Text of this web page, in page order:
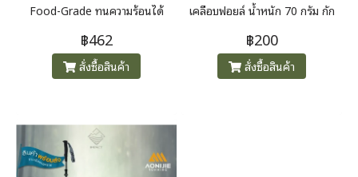
Food-Grade ทนความร้อนได้
พกพาสะดวก
฿462
สั่งซื้อสินค้า
เคลือบฟอยล์ น้ำหนัก 70 กรัม กัก
100*127 ซม.
฿200
สั่งซื้อสินค้า